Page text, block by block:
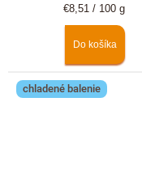
Jednotková
€8,51 / 100 g
Do košíka
chladené balenie